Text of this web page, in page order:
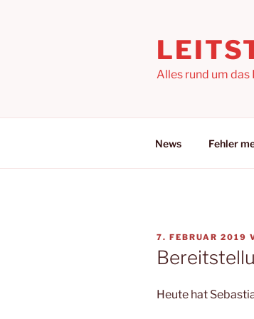
Alles rund um
News Fehler
VERÖFFENTLICHT
AM
7. FEBRUAR 2019
Heute hat